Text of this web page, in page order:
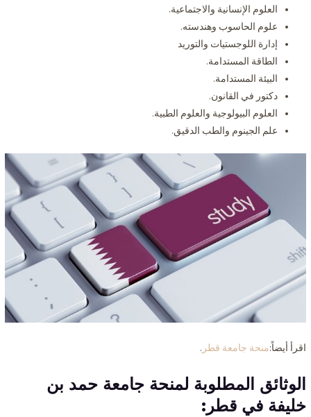
العلوم الإنسانية والاجتماعية.
علوم الحاسوب وهندسته.
إدارة اللوجستيات والتوريد
الطاقة المستدامة.
البيئة المستدامة.
دكتور في القانون.
العلوم البيولوجية والعلوم الطبية.
علم الجينوم والطب الدقيق.
اقرأ أيضاً:منحة جامعة قطر .
الوثائق المطلوبة لمنحة جامعة حمد بن
خليفة في قطر: